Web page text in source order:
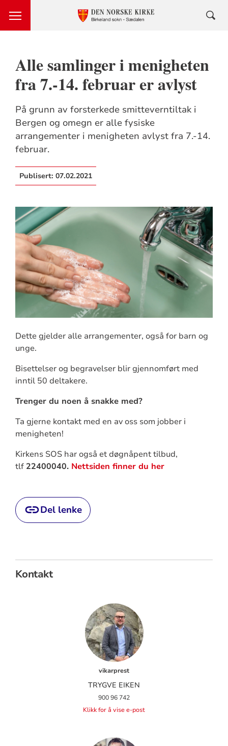
Alle samlinger i menigheten
fra 7.-14. februar er avlyst
På grunn av forsterkede smitteverntiltak i
Bergen og omegn er alle fysiske
arrangementer i menigheten avlyst fra 7.-14.
februar.
Publisert: 07.02.2021
Dette gjelder alle arrangementer, også for barn og
unge.
Bisettelser og begravelser blir gjennomført med
inntil 50 deltakere.
Trenger du noen å snakke med?
Ta gjerne kontakt med en av oss som jobber i
menigheten!
Kirkens SOS har også et døgnåpent tilbud,
tlf 22400040. Nettsiden finner du her
Del lenke
Kontakt
vikarprest
TRYGVE EIKEN
900 96 742
Klikk for å vise e-post